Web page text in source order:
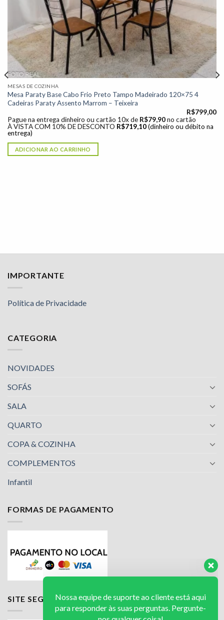
MESAS DE COZINHA
Mesa Paraty Base Cabo Frio Preto Tampo Madeirado 120×75 4
Cadeiras Paraty Assento Marrom – Teixeira
R$799,00
Pague na entrega dinheiro ou cartão 10x de R$79,90 no cartão
À VISTA COM 10% DE DESCONTO R$719,10 (dinheiro ou débito na
entrega)
ADICIONAR AO CARRINHO
IMPORTANTE
Política de Privacidade
CATEGORIA
NOVIDADES
SOFÁS
SALA
QUARTO
COPA & COZINHA
COMPLEMENTOS
Infantil
FORMAS DE PAGAMENTO
SITE SEGURO
Nossa equipe de suporte ao cliente está aqui
nos qualquer coisa!
Luciana
Olá! Em que posso ajudar?